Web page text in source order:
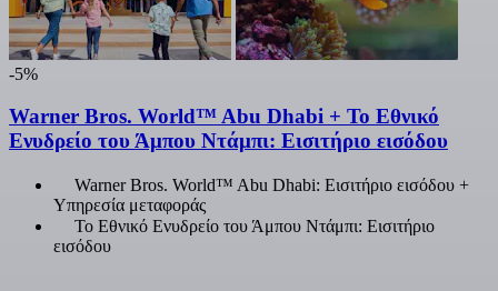
-5%
Warner Bros. World™ Abu Dhabi + Το Εθνικό
Ενυδρείο του Άμπου Ντάμπι: Εισιτήριο εισόδου
Warner Bros. World™ Abu Dhabi: Εισιτήριο εισόδου +
Υπηρεσία μεταφοράς
Το Εθνικό Ενυδρείο του Άμπου Ντάμπι: Εισιτήριο
εισόδου